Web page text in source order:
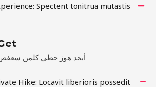
Spectent tonitrua mutastis
أبجد هوز حطي كلمن
Hike: Locavit liberioris possedit